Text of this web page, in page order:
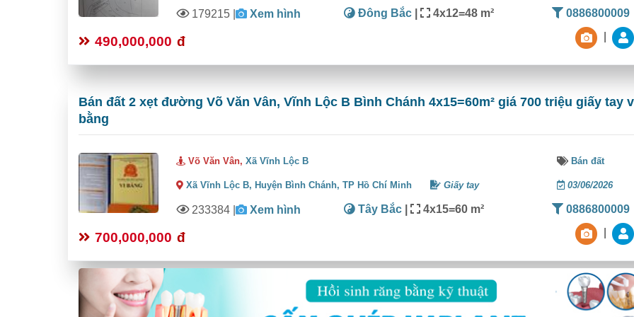
179215 | Xem hình Đông Bắc| 4x12=48 m² 0886800009
490,000,000 đ
Bán đất 2 xẹt đường Võ Văn Vân, Vĩnh Lộc B Bình Chánh 4x15=60m² giá 700 triệu giấy tay
bằng
Võ Văn Vân,Xã Vĩnh Lộc B Bán đất
Xã Vĩnh Lộc B, Huyện Bình Chánh,TP Hồ Chí Minh Giấy tay 03/06/2026
233384 | Xem hình Tây Bắc| 4x15=60 m² 0886800009
700,000,000 đ